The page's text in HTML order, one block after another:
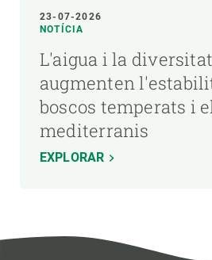
23-07-2026
NOTÍCIA
L'aigua i la
augmenten
boscos temperats i
mediterranis
EXPLORAR